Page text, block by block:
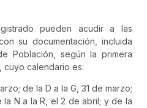
pueden acudir a las
su documentación, incluida
Población, según la primera
cuyo calendario es:
de la D a la G, 31 de marzo;
la N a la R, el 2 de abril; y de la